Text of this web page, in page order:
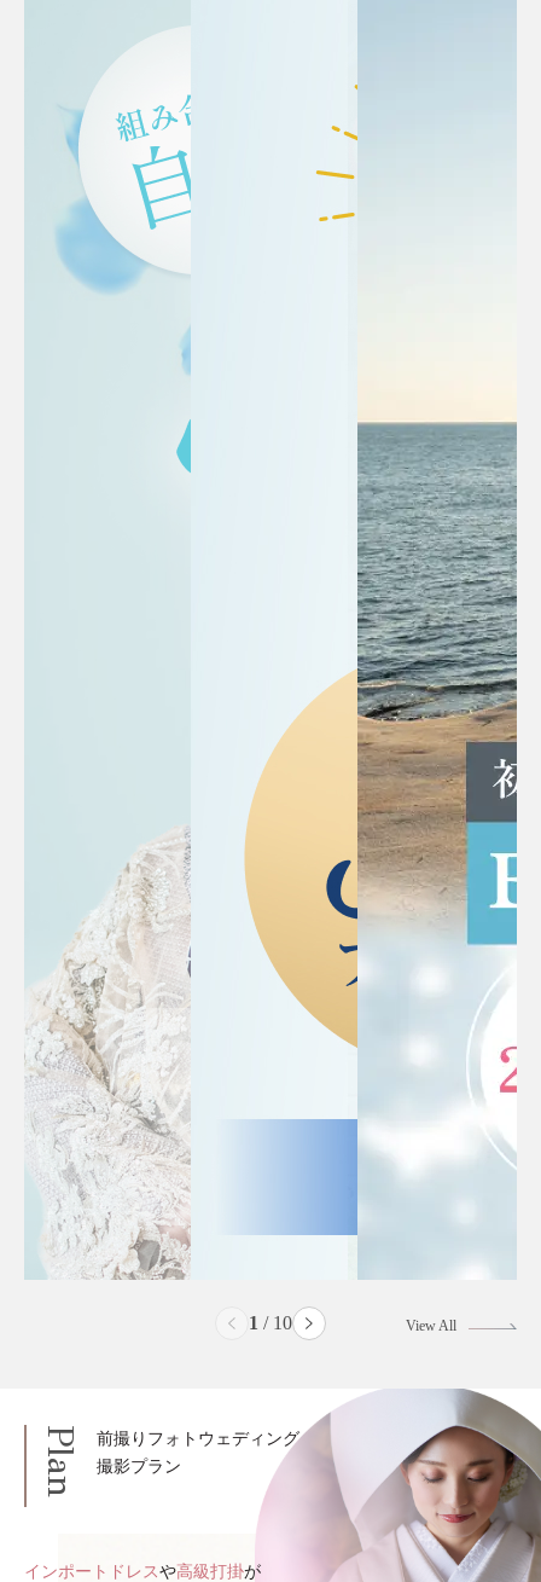
2 / 10 View All
Plan
前撮りフォトウェディング
撮影プラン
インポートドレスや高級打掛が